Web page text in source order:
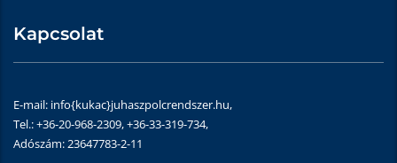
Kapcsolat
E-mail: info{kukac}juhaszpolcrendszer.hu,
Tel.: +36-20-968-2309, +36-33-319-734,
Adószám: 23647783-2-11